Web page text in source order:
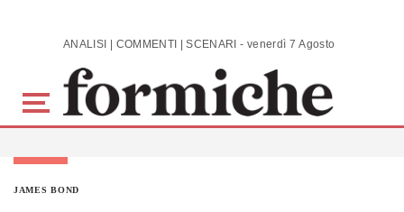
Skip to main content ANALISI | COMMENTI | SCENARI - venerdì 7 Agosto 2026
JAMES BOND